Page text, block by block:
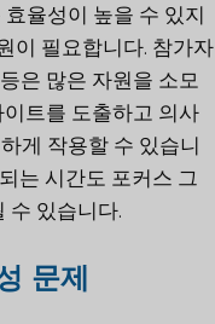
율성이 높을 수 있지
이 필요합니다. 참가자
은 많은 자원을 소모
트를 도출하고 의사
게 작용할 수 있습니
는 시간도 포커스 그
수 있습니다.
문제